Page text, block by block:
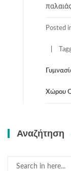
Posted
Χώρου
Αναζήτηση
Search